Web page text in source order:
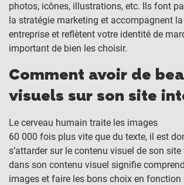
photos, icônes, illustrations, etc. Ils font
la stratégie marketing et accompagnent
entreprise et reflètent votre identité de
important de bien les choisir.
Comment avoir de
visuels sur son site
Le cerveau humain traite les images
60 000 fois plus vite que du texte, il est
s’attarder sur le contenu visuel de son
dans son contenu visuel signifie
images et faire les bons choix en